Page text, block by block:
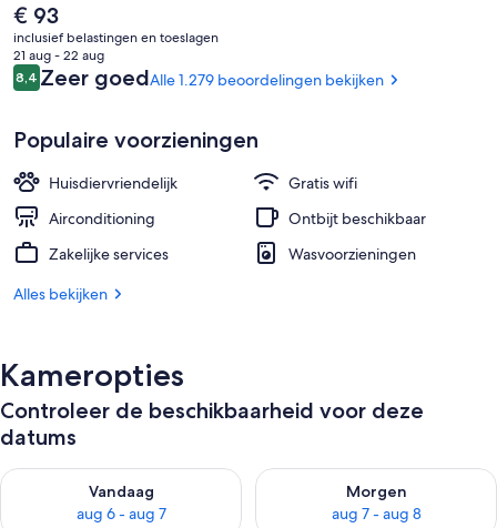
Receptie
De
huidige
prijs
is
€ 93
€ 93
inclusief belastingen en toeslagen
21 aug - 22 aug
Beoordelingen
8,48,4 op 10 –
Zeer goedAlle 1.279 beoordelingen bekijken
Populaire voorzieningen
Huisdiervriendelijk
Gratis wifi
Airconditioning
Ontbijt beschikbaar
Zakelijke services
Wasvoorzieningen
Alles bekijken
Kameropties
Controleer de beschikbaarheid voor deze
datums
Vandaag
aug 6 - aug 7
De beschikbaarheid controleren voor vanavond aug 6 - aug 7
Morgen
aug 7 - aug 8
De beschikbaarheid